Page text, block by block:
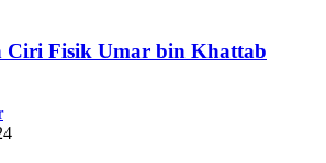
Ciri Fisik Umar bin Khattab